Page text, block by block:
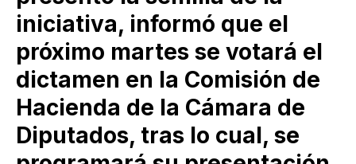
iniciativa, informó que el
próximo martes se votará el
dictamen en la Comisión de
Hacienda de la Cámara de
Diputados, tras lo cual, se